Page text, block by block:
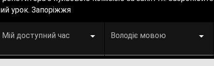
урок. Запоріжжя
Мій доступний час Володіє мовою